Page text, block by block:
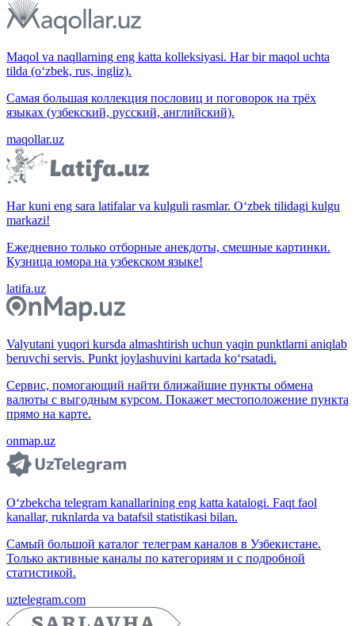
Maqol va naqllarning eng katta kolleksiyasi. Har bir maqol uchta
tilda (o‘zbek, rus, ingliz).
Самая большая коллекция пословиц и поговорок на трёх
языках (узбекский, русский, английский).
maqollar.uz
Har kuni eng sara latifalar va kulguli rasmlar. O‘zbek tilidagi kulgu
markazi!
Ежедневно только отборные анекдоты, смешные картинки.
Кузница юмора на узбекском языке!
latifa.uz
Valyutani yuqori kursda almashtirish uchun yaqin punktlarni aniqlab
beruvchi servis. Punkt joylashuvini kartada ko‘rsatadi.
Сервис, помогающий найти ближайшие пункты обмена
валюты с выгодным курсом. Покажет местоположение пункта
прямо на карте.
onmap.uz
O‘zbekcha telegram kanallarining eng katta katalogi. Faqt faol
kanallar, ruknlarda va batafsil statistikasi bilan.
Самый большой каталог телеграм каналов в Узбекистане.
Только активные каналы по категориям и с подробной
статистикой.
uztelegram.com